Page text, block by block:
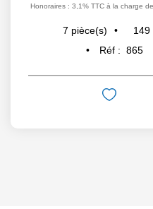
Honoraires : 3,1% TTC à la charge
7 pièce(s) 149
Réf : 865